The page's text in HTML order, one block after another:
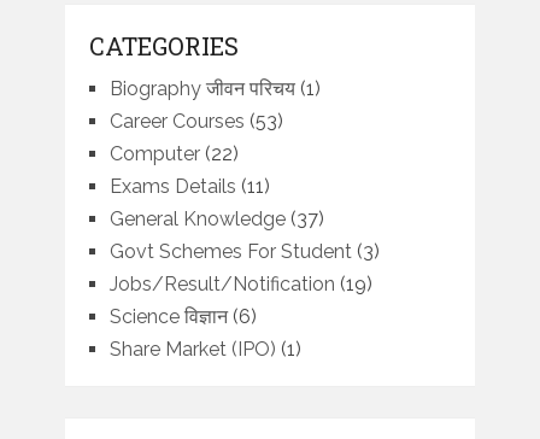
CATEGORIES
Biography जीवन परिचय(1)
Career Courses (53)
Computer(22)
Exams Details (11)
General Knowledge(37)
Govt Schemes For Student(3)
Jobs/Result/Notification (19)
Science विज्ञान(6)
Share Market (IPO) (1)